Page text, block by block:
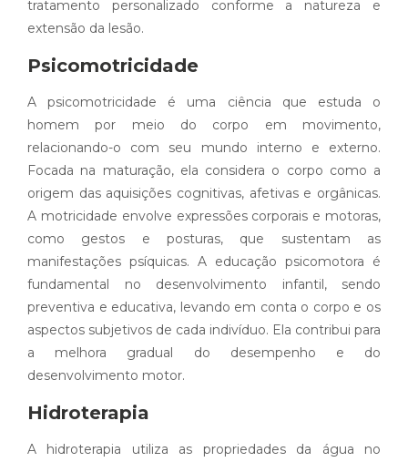
tratamento personalizado conforme a natureza e
extensão da lesão.
Psicomotricidade
A psicomotricidade é uma ciência que estuda o
homem por meio do corpo em movimento,
relacionando-o com seu mundo interno e externo.
Focada na maturação, ela considera o corpo como a
origem das aquisições cognitivas, afetivas e orgânicas.
A motricidade envolve expressões corporais e motoras,
como gestos e posturas, que sustentam as
manifestações psíquicas. A educação psicomotora é
fundamental no desenvolvimento infantil, sendo
preventiva e educativa, levando em conta o corpo e os
aspectos subjetivos de cada indivíduo. Ela contribui para
a melhora gradual do desempenho e do
desenvolvimento motor.
Hidroterapia
A hidroterapia utiliza as propriedades da água no